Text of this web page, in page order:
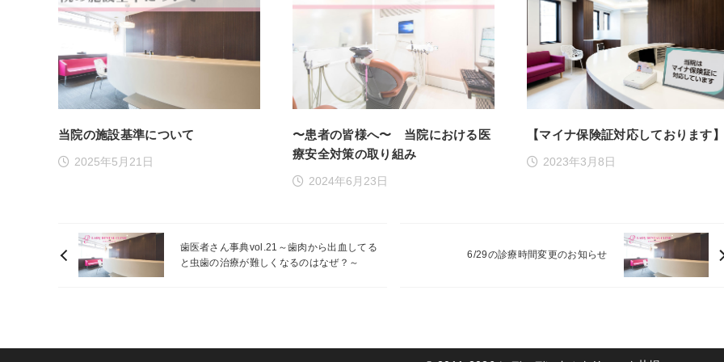
当院の施設基準について
2025年5月21日
〜患者の皆様へ〜 当院における医
療安全対策の取り組み
2024年6月23日
【マイナ保険証対応しております
2023年3月8日
歯医者さん事典vol.21～歯肉から出血してる
と虫歯の治療が難しくなるのはなぜ？～
6/29の診療時間変更のお知らせ